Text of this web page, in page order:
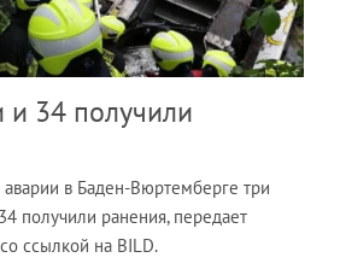
и 34 получили
в Баден-Вюртемберге три
получили ранения, передает
со ссылкой на BILD.